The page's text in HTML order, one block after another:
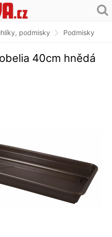
podmisky Podmisky
40cm hnědá